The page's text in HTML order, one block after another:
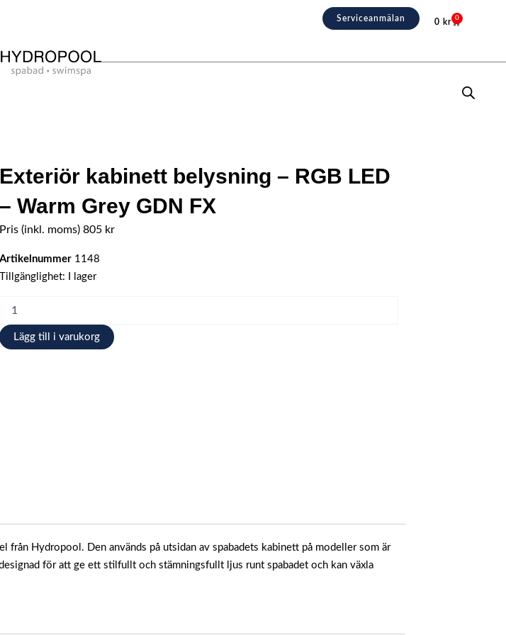
0 kr 0
Varukorg
Serviceanmälan
Exteriör kabinett belysning – RGB LED
– Warm Grey GDN FX
Pris (inkl. moms)805 kr
Artikelnummer 1148
Tillgänglighet:
I lager
Exteriör
RGB
LED
Lägg till i varukorg
Hydropool. Den används på utsidan av spabadets kabinett på modeller som är
för att ge ett stilfullt och stämningsfullt ljus runt spabadet och kan växla